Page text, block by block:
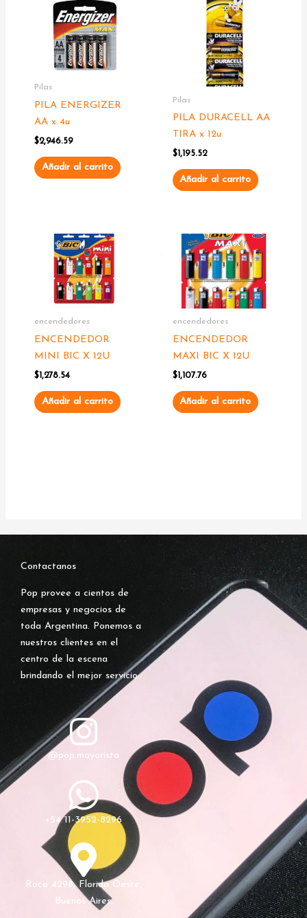
Pilas
PILA ENERGIZER
AA x 4u
$2,946.59
Añadir al carrito
Pilas
PILA DURACELL AA
TIRA x 12u
$1,195.52
Añadir al carrito
encendedores
ENCENDEDOR
MINI BIC X 12U
$1,278.54
Añadir al carrito
encendedores
ENCENDEDOR
MAXI BIC X 12U
$1,107.76
Añadir al carrito
Contactanos
Pop provee a cientos de
empresas y negocios de
toda Argentina. Ponemos a
nuestros clientes en el
centro de la escena
brindando el mejor servicio.
@pop.mayorista
+54 11-3952-8296
Roca 4298, Florida Oeste,
Buenos Aires.